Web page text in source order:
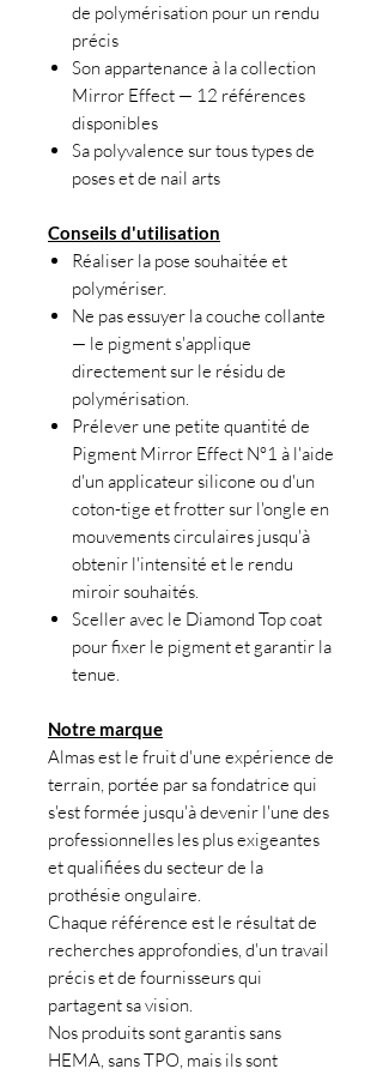
de polymérisation pour un rendu
précis
Son appartenance à la collection
Mirror Effect — 12 références
disponibles
Sa polyvalence sur tous types de
poses et de nail arts
Conseils d'utilisation
Réaliser la pose souhaitée et
polymériser.
Ne pas essuyer la couche collante
— le pigment s'applique
directement sur le résidu de
polymérisation.
Prélever une petite quantité de
Pigment Mirror Effect N°1 à l'aide
d'un applicateur silicone ou d'un
coton-tige et frotter sur l'ongle en
mouvements circulaires jusqu'à
obtenir l'intensité et le rendu
miroir souhaités.
Sceller avec le Diamond Top coat
pour fixer le pigment et garantir la
tenue.
Notre marque
Almas est le fruit d'une expérience de
terrain, portée par sa fondatrice qui
s'est formée jusqu'à devenir l'une des
professionnelles les plus exigeantes
et qualifiées du secteur de la
prothésie ongulaire.
Chaque référence est le résultat de
recherches approfondies, d'un travail
précis et de fournisseurs qui
partagent sa vision.
Nos produits sont garantis sans
HEMA, sans TPO, mais ils sont